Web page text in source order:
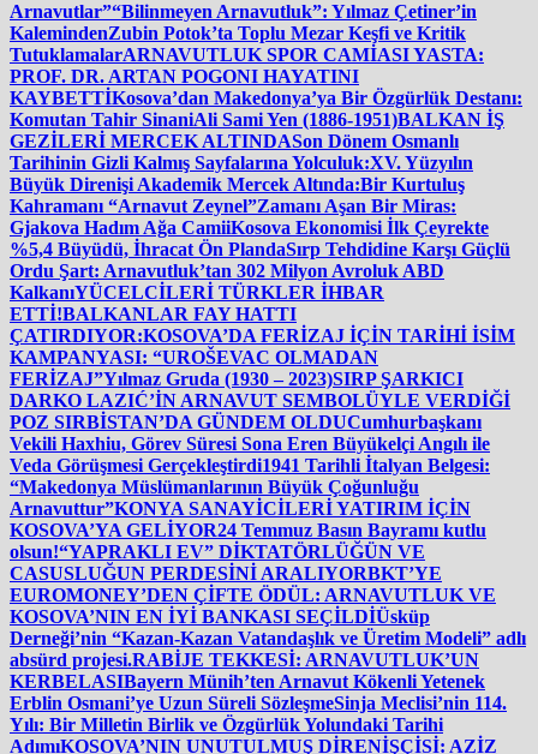
Arnavutlar”“Bilinmeyen Arnavutluk”: Yılmaz Çetiner’in
KalemindenZubin Potok’ta Toplu Mezar Keşfi ve Kritik
TutuklamalarARNAVUTLUK SPOR CAMİASI YASTA:
PROF. DR. ARTAN POGONI HAYATINI
KAYBETTİKosova’dan Makedonya’ya Bir Özgürlük Destanı:
Komutan Tahir SinaniAli Sami Yen (1886-1951)BALKAN İŞ
GEZİLERİ MERCEK ALTINDASon Dönem Osmanlı
Tarihinin Gizli Kalmış Sayfalarına Yolculuk:XV. Yüzyılın
Büyük Direnişi Akademik Mercek Altında:Bir Kurtuluş
Kahramanı “Arnavut Zeynel”Zamanı Aşan Bir Miras:
Gjakova Hadım Ağa CamiiKosova Ekonomisi İlk Çeyrekte
%5,4 Büyüdü, İhracat Ön PlandaSırp Tehdidine Karşı Güçlü
Ordu Şart: Arnavutluk’tan 302 Milyon Avroluk ABD
KalkanıYÜCELCİLERİ TÜRKLER İHBAR
ETTİ!BALKANLAR FAY HATTI
ÇATIRDIYOR:KOSOVA’DA FERİZAJ İÇİN TARİHİ İSİM
KAMPANYASI: “UROŠEVAC OLMADAN
FERİZAJ”Yılmaz Gruda (1930 – 2023)SIRP ŞARKICI
DARKO LAZIĆ’İN ARNAVUT SEMBOLÜYLE VERDİĞİ
POZ SIRBİSTAN’DA GÜNDEM OLDUCumhurbaşkanı
Vekili Haxhiu, Görev Süresi Sona Eren Büyükelçi Angılı ile
Veda Görüşmesi Gerçekleştirdi1941 Tarihli İtalyan Belgesi:
“Makedonya Müslümanlarının Büyük Çoğunluğu
Arnavuttur”KONYA SANAYİCİLERİ YATIRIM İÇİN
KOSOVA’YA GELİYOR24 Temmuz Basın Bayramı kutlu
olsun!“YAPRAKLI EV” DİKTATÖRLÜĞÜN VE
CASUSLUĞUN PERDESİNİ ARALIYORBKT’YE
EUROMONEY’DEN ÇİFTE ÖDÜL: ARNAVUTLUK VE
KOSOVA’NIN EN İYİ BANKASI SEÇİLDİÜsküp
Derneği’nin “Kazan-Kazan Vatandaşlık ve Üretim Modeli” adlı
absürd projesi.RABİJE TEKKESİ: ARNAVUTLUK’UN
KERBELASIBayern Münih’ten Arnavut Kökenli Yetenek
Erblin Osmani’ye Uzun Süreli SözleşmeSinja Meclisi’nin 114.
Yılı: Bir Milletin Birlik ve Özgürlük Yolundaki Tarihi
AdımıKOSOVA’NIN UNUTULMUŞ DİRENİŞÇİSİ: AZİZ